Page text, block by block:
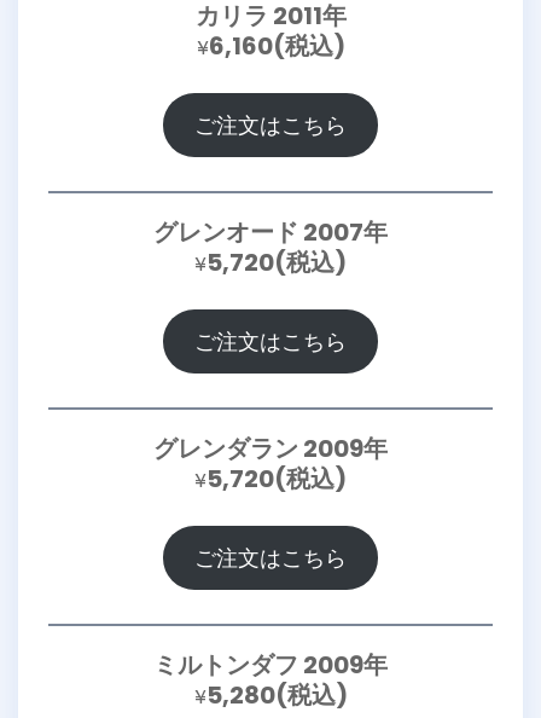
カリラ 2011年
¥6,160(税込)
ご注文はこちら
グレンオード 2007年
¥5,720(税込)
ご注文はこちら
グレンダラン 2009年
¥5,720(税込)
ご注文はこちら
ミルトンダフ 2009年
¥5,280(税込)